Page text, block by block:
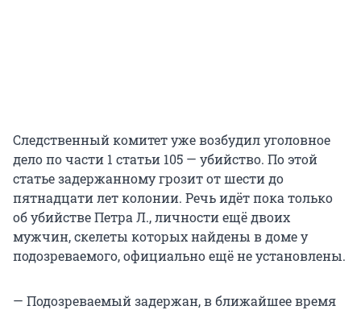
Следственный комитет уже возбудил уголовное
дело по части 1 статьи 105 — убийство. По этой
статье задержанному грозит от шести до
пятнадцати лет колонии. Речь идёт пока только
об убийстве Петра Л., личности ещё двоих
мужчин, скелеты которых найдены в доме у
подозреваемого, официально ещё не установлены.
— Подозреваемый задержан, в ближайшее время